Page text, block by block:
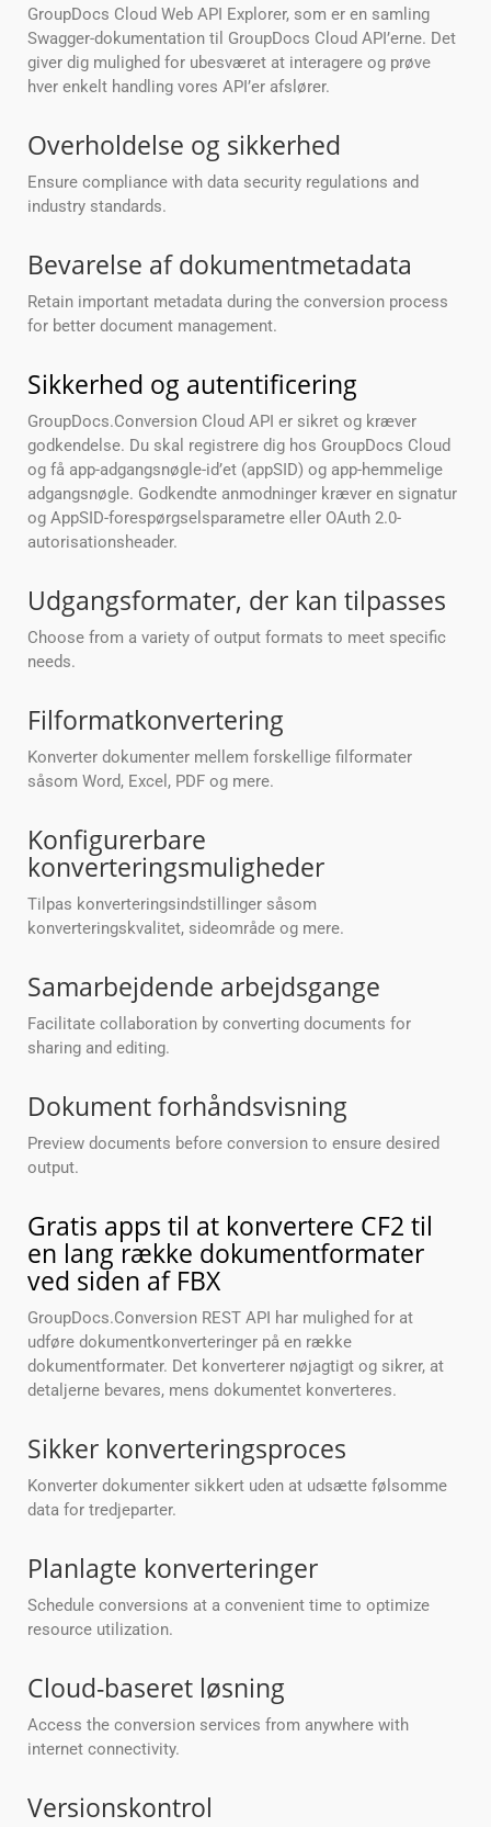
GroupDocs Cloud Web API Explorer, som er en samling
Swagger-dokumentation til GroupDocs Cloud API’erne. Det
giver dig mulighed for ubesværet at interagere og prøve
hver enkelt handling vores API’er afslører.
Overholdelse og sikkerhed
Ensure compliance with data security regulations and
industry standards.
Bevarelse af dokumentmetadata
Retain important metadata during the conversion process
for better document management.
Sikkerhed og autentificering
GroupDocs.Conversion Cloud API er sikret og kræver
godkendelse. Du skal registrere dig hos GroupDocs Cloud
og få app-adgangsnøgle-id’et (appSID) og app-hemmelige
adgangsnøgle. Godkendte anmodninger kræver en signatur
og AppSID-forespørgselsparametre eller OAuth 2.0-
autorisationsheader.
Udgangsformater, der kan tilpasses
Choose from a variety of output formats to meet specific
needs.
Filformatkonvertering
Konverter dokumenter mellem forskellige filformater
såsom Word, Excel, PDF og mere.
Konfigurerbare
konverteringsmuligheder
Tilpas konverteringsindstillinger såsom
konverteringskvalitet, sideområde og mere.
Samarbejdende arbejdsgange
Facilitate collaboration by converting documents for
sharing and editing.
Dokument forhåndsvisning
Preview documents before conversion to ensure desired
output.
Gratis apps til at konvertere CF2 til
en lang række dokumentformater
ved siden af FBX
GroupDocs.Conversion REST API har mulighed for at
udføre dokumentkonverteringer på en række
dokumentformater. Det konverterer nøjagtigt og sikrer, at
detaljerne bevares, mens dokumentet konverteres.
Sikker konverteringsproces
Konverter dokumenter sikkert uden at udsætte følsomme
data for tredjeparter.
Planlagte konverteringer
Schedule conversions at a convenient time to optimize
resource utilization.
Cloud-baseret løsning
Access the conversion services from anywhere with
internet connectivity.
Versionskontrol